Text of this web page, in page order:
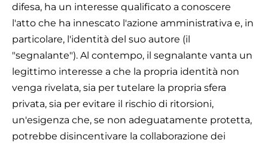
difesa, ha un interesse qualificato a conoscere
l'atto che ha innescato l'azione amministrativa e, in
particolare, l'identità del suo autore (il
"segnalante"). Al contempo, il segnalante vanta un
legittimo interesse a che la propria identità non
venga rivelata, sia per tutelare la propria sfera
privata, sia per evitare il rischio di ritorsioni,
un'esigenza che, se non adeguatamente protetta,
potrebbe disincentivare la collaborazione dei